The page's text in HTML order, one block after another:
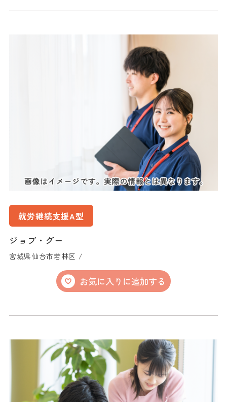
就労継続支援A型
ジョブ・グー
宮城県仙台市若林区 /
お気に入りに追加する